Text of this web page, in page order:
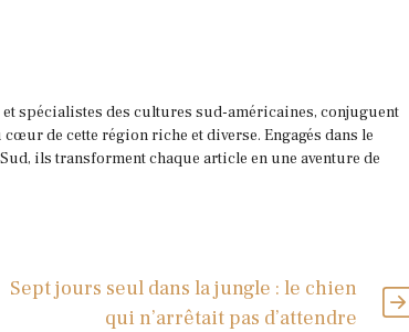
spécialistes des cultures sud-américaines, conjuguent
de cette région riche et diverse. Engagés dans le
ils transforment chaque article en une aventure de
Sept jours seul dans la jungle : le chien
qui n’arrêtait pas d’attendre